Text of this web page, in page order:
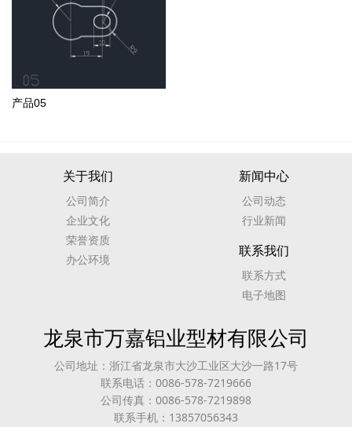
产品05
关于我们
公司简介
企业文化
荣誉资质
办公环境
新闻中心
公司动态
行业新闻
联系我们
联系方式
电子地图
龙泉市万嘉铝业型材有限公司
公司地址：浙江省龙泉市大沙工业区大沙一路17号
联系电话：0086-578-7219666
公司传真：0086-578-7219898
联系手机：13857056343